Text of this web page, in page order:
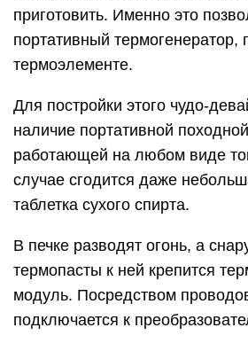
приготовить. Именно это
портативный термогенератор,
термоэлементе.
Для постройки этого чудо-
наличие портативной
работающей на любом виде
случае сгодится даже
таблетка сухого спирта.
В печке разводят огонь, а
термопасты к ней крепится
модуль. Посредством
подключается к